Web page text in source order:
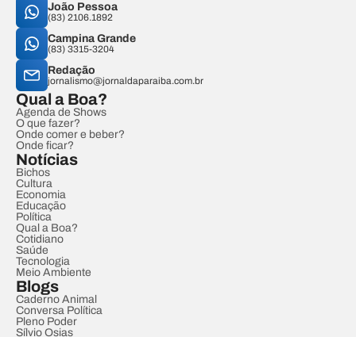
João Pessoa
(83) 2106.1892
Campina Grande
(83) 3315-3204
Redação
jornalismo@jornaldaparaiba.com.br
Qual a Boa?
Agenda de Shows
O que fazer?
Onde comer e beber?
Onde ficar?
Notícias
Bichos
Cultura
Economia
Educação
Política
Qual a Boa?
Cotidiano
Saúde
Tecnologia
Meio Ambiente
Blogs
Caderno Animal
Conversa Política
Pleno Poder
Sílvio Osias